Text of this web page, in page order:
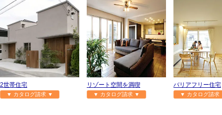
2世帯住宅
▼ カタログ請求 ▼
リゾート空間を満喫
▼ カタログ請求 ▼
バリアフリー住宅
▼ カタログ請